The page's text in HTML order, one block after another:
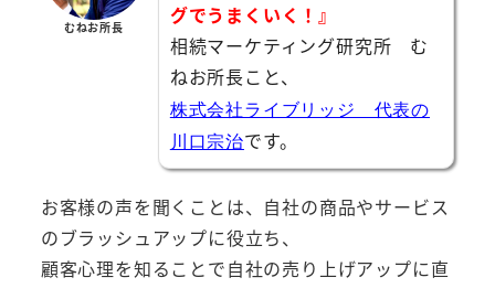
むねお所長
グでうまくいく！』
相続マーケティング研究所 む
ねお所長こと、
株式会社ライブリッジ 代表の
川口宗治です。
お客様の声を聞くことは、自社の商品やサービス
のブラッシュアップに役立ち、
顧客心理を知ることで自社の売り上げアップに直